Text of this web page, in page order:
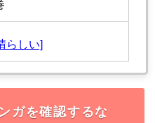
らしい]
ガを確認するな